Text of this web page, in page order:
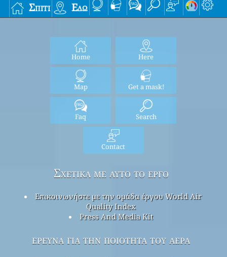
Σπίτι Εδώ
Home Here
Map Get a mask!
Faq Search
Contact
Σχετικά με αυτό το έργο
Επικοινωνήστε με την ομάδα έργου World Air
Quality Index
Press And Media Kit
έρευνα για την ποιότητα του αέρα